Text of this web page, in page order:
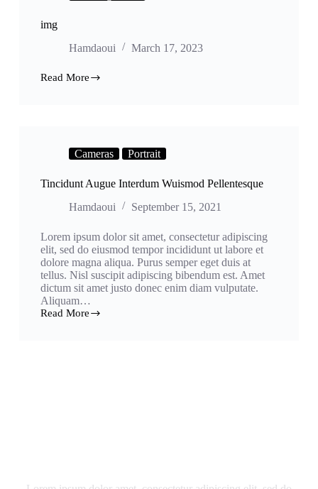
img
Hamdaoui
March 17, 2023
Read More
Cameras Portrait
Tincidunt Augue Interdum Wuismod Pellentesque
Hamdaoui
September 15, 2021
Lorem ipsum dolor sit amet, consectetur adipiscing
elit, sed do eiusmod tempor incididunt ut labore et
dolore magna aliqua. Purus semper eget duis at
tellus. Nisl suscipit adipiscing bibendum est. Amet
dictum sit amet justo donec enim diam vulputate.
Aliquam…
Read More